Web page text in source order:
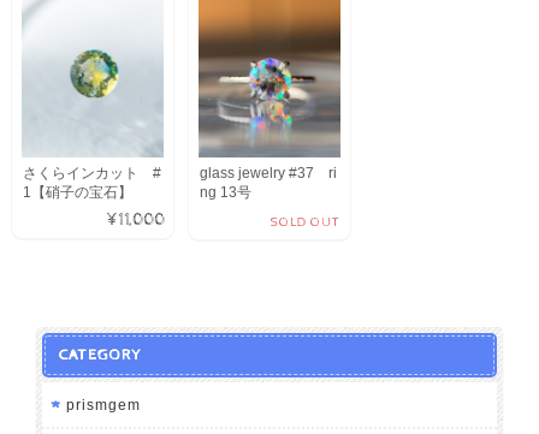
さくらインカット #
1【硝子の宝石】
¥11,000
glass jewelry #37 ri
ng 13号
SOLD OUT
CATEGORY
prismgem